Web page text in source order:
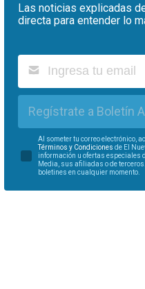
Las noticias explicadas
directa para entender lo
Regístrate a Boletín
Al someter tu correo electrónico,
Términos y Condiciones de El
información u ofertas especiales
Media, sus afiliadas o de
boletines en cualquier momento.